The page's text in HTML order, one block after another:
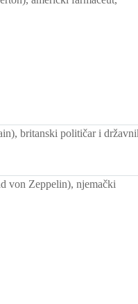
britanski političar i
von Zeppelin), njemački